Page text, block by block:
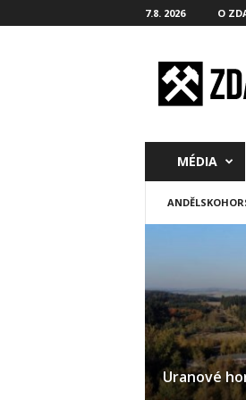
7.8. 2026 O
MÉDIA
Uranové